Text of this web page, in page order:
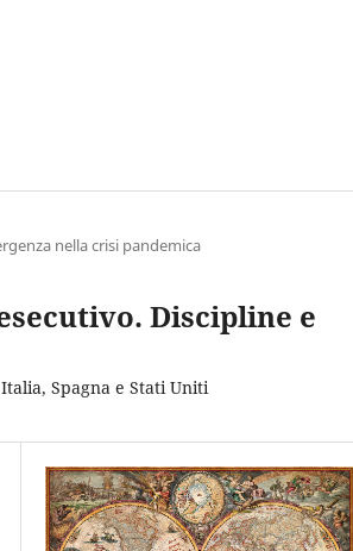
nella crisi pandemica
Discipline e
Spagna e Stati Uniti